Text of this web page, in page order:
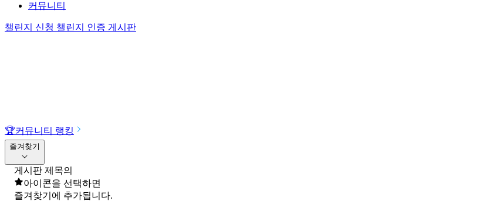
커뮤니티
챌린지 신청 챌린지 인증 게시판
🏆커뮤니티 랭킹
즐겨찾기
게시판 제목의
아이콘을 선택하면
즐겨찾기에 추가됩니다.